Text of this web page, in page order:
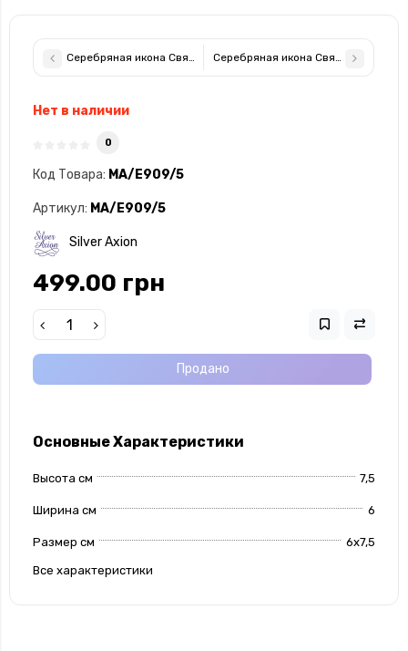
Серебряная икона Святая Семья 6х7,5см в белой рамке
Серебряная икона Святая Семья
Нет в наличии
0
Код Товара: MA/E909/5
Артикул: MA/E909/5
Silver Axion
499.00 грн
Продано
Основные Характеристики
Высота см 7,5
Ширина см 6
Размер см 6x7,5
Все характеристики